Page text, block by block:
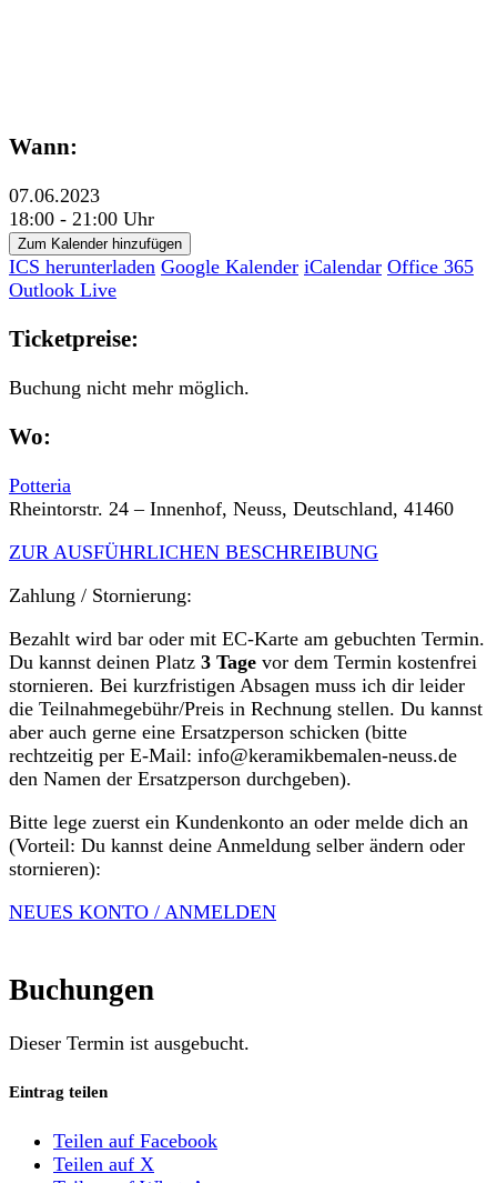
Wann:
07.06.2023
18:00 - 21:00 Uhr
Zum Kalender hinzufügen
ICS herunterladen Google Kalender iCalendar Office 365
Outlook Live
Ticketpreise:
Buchung nicht mehr möglich.
Wo:
Potteria
Rheintorstr. 24 – Innenhof, Neuss, Deutschland, 41460
ZUR AUSFÜHRLICHEN BESCHREIBUNG
Zahlung / Stornierung:
Bezahlt wird bar oder mit EC-Karte am gebuchten Termin.
Du kannst deinen Platz 3 Tage vor dem Termin kostenfrei
stornieren. Bei kurzfristigen Absagen muss ich dir leider
die Teilnahmegebühr/Preis in Rechnung stellen. Du kannst
aber auch gerne eine Ersatzperson schicken (bitte
rechtzeitig per E-Mail: info@keramikbemalen-neuss.de
den Namen der Ersatzperson durchgeben).
Bitte lege zuerst ein Kundenkonto an oder melde dich an
(Vorteil: Du kannst deine Anmeldung selber ändern oder
stornieren):
NEUES KONTO / ANMELDEN
Buchungen
Dieser Termin ist ausgebucht.
Eintrag teilen
Teilen auf Facebook
Teilen auf X